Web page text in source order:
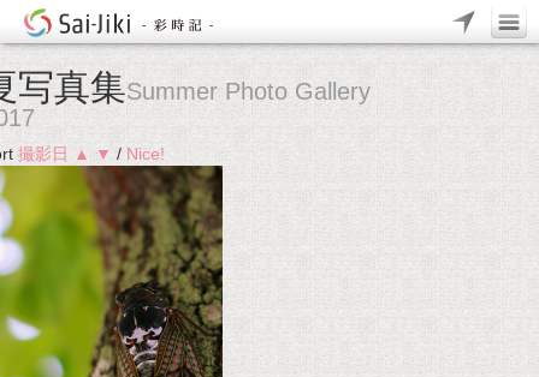
写真集Summer Photo Gallery
撮影日 ▲ ▼ / Nice!